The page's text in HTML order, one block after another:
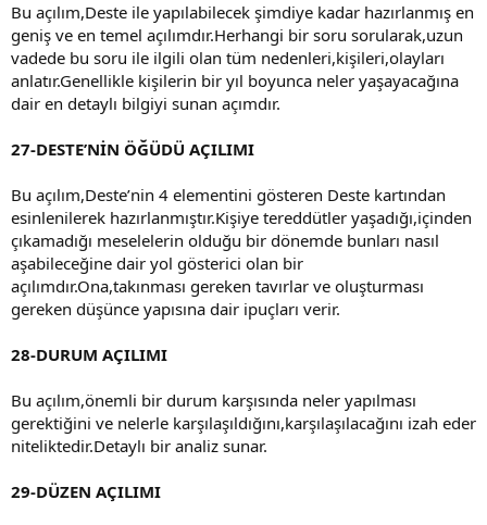
Bu açılım,Deste ile yapılabilecek şimdiye kadar hazırlanmış en
geniş ve en temel açılımdır.Herhangi bir soru sorularak,uzun
vadede bu soru ile ilgili olan tüm nedenleri,kişileri,olayları
anlatır.Genellikle kişilerin bir yıl boyunca neler yaşayacağına
dair en detaylı bilgiyi sunan açımdır.
27-DESTE’NİN ÖĞÜDÜ AÇILIMI
Bu açılım,Deste’nin 4 elementini gösteren Deste kartından
esinlenilerek hazırlanmıştır.Kişiye tereddütler yaşadığı,içinden
çıkamadığı meselelerin olduğu bir dönemde bunları nasıl
aşabileceğine dair yol gösterici olan bir
açılımdır.Ona,takınması gereken tavırlar ve oluşturması
gereken düşünce yapısına dair ipuçları verir.
28-DURUM AÇILIMI
Bu açılım,önemli bir durum karşısında neler yapılması
gerektiğini ve nelerle karşılaşıldığını,karşılaşılacağını izah eder
niteliktedir.Detaylı bir analiz sunar.
29-DÜZEN AÇILIMI